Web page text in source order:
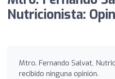
Nutricionista:
Mtro. Fernando Salvat,
recibido ninguna opinión.